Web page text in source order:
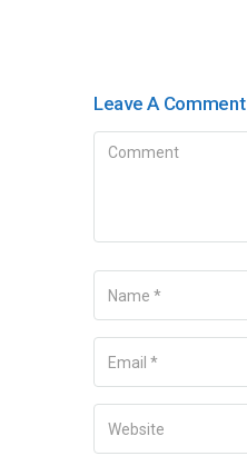
Leave A Comment
Comment
Name
Your Email
Your Website